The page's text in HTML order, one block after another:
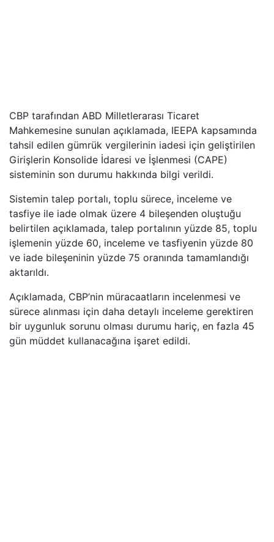
CBP tarafından ABD Milletlerarası Ticaret
Mahkemesine sunulan açıklamada, IEEPA kapsamında
tahsil edilen gümrük vergilerinin iadesi için geliştirilen
Girişlerin Konsolide İdaresi ve İşlenmesi (CAPE)
sisteminin son durumu hakkında bilgi verildi.
Sistemin talep portalı, toplu sürece, inceleme ve
tasfiye ile iade olmak üzere 4 bileşenden oluştuğu
belirtilen açıklamada, talep portalının yüzde 85, toplu
işlemenin yüzde 60, inceleme ve tasfiyenin yüzde 80
ve iade bileşeninin yüzde 75 oranında tamamlandığı
aktarıldı.
Açıklamada, CBP’nin müracaatların incelenmesi ve
sürece alınması için daha detaylı inceleme gerektiren
bir uygunluk sorunu olması durumu hariç, en fazla 45
gün müddet kullanacağına işaret edildi.